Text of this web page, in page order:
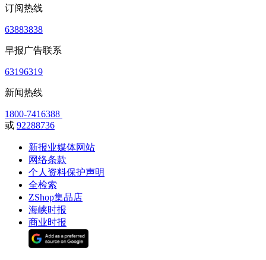
订阅热线
63883838
早报广告联系
63196319
新闻热线
1800-7416388
或 92288736
新报业媒体网站
网络条款
个人资料保护声明
全检索
ZShop集品店
海峡时报
商业时报